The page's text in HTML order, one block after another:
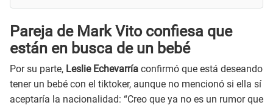
Pareja de Mark Vito confiesa que
están en busca de un bebé
Por su parte, Leslie Echevarría confirmó que está deseando
tener un bebé con el tiktoker, aunque no mencionó si ella sí
aceptaría la nacionalidad: “Creo que ya no es un rumor que